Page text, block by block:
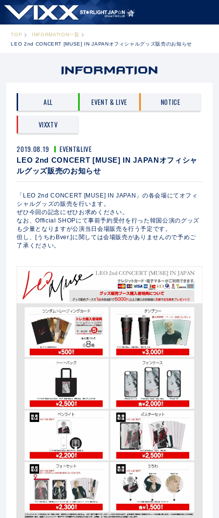
TOP
INFORMATION一覧
LEO 2nd CONCERT [MUSE] IN JAPANオフィシャルグッズ販売のお知らせ
ALL EVENT & LIVE NOTICE
VIXXTV
2019.08.19 EVENT&LIVE
LEO 2nd CONCERT [MUSE] IN JAPANオフィシャ
ルグッズ販売のお知らせ
「LEO 2nd CONCERT [MUSE] IN JAPAN」の各会場にてオフィ
シャルグッズの販売を行います。
ぜひ今回の記念にぜひお求めください。
なお、Official SHOPにて事前予約受付を行った韓国公演のグッズ
も少量となりますが公演当日会場販売を行う予定です。
但し、[うちわBver.]に関しては会場販売がありませんので予めご
了承ください。